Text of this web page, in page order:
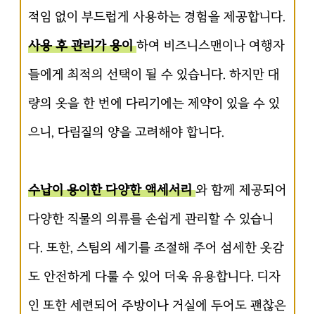
적임 없이 부드럽게 사용하는 경험을 제공합니다.
사용 후 관리가 용이하여 비즈니스맨이나 여행자
들에게 최적의 선택이 될 수 있습니다. 하지만 대
량의 옷을 한 번에 다리기에는 제약이 있을 수 있
으니, 다림질의 양을 고려해야 합니다.
수납이 용이한 다양한 액세서리와 함께 제공되어
다양한 직물의 의류를 손쉽게 관리할 수 있습니
다. 또한, 스팀의 세기를 조절해 주어 섬세한 옷감
도 안전하게 다룰 수 있어 더욱 유용합니다. 디자
인 또한 세련되어 주방이나 거실에 두어도 괜찮은